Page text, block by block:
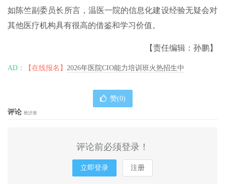
如陈竺副委员长所言，温医一院的信息化建设经验无疑会对
其他医疗机构具有很高的借鉴和学习价值。
【责任编辑：孙鹏】
AD： 【在线报名】 2026年医院CIO能力培训班火热招生中
赞(0)
评论 抢沙发
评论前必须登录！
立即登录 注册